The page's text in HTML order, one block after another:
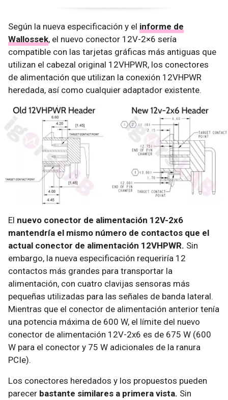
Según la nueva especificación y el informe de
Wallossek, el nuevo conector 12V-2×6 sería
compatible con las tarjetas gráficas más antiguas que
utilizan el cabezal original 12VHPWR, los conectores
de alimentación que utilizan la conexión 12VHPWR
heredada, así como cualquier adaptador existente.
El nuevo conector de alimentación 12V-2x6
mantendría el mismo número de contactos que el
actual conector de alimentación 12VHPWR. Sin
embargo, la nueva especificación requeriría 12
contactos más grandes para transportar la
alimentación, con cuatro clavijas sensoras más
pequeñas utilizadas para las señales de banda lateral.
Mientras que el conector de alimentación anterior tenía
una potencia máxima de 600 W, el límite del nuevo
conector de alimentación 12V-2x6 es de 675 W (600
W para el conector y 75 W adicionales de la ranura
PCIe).
Los conectores heredados y los propuestos pueden
parecer bastante similares a primera vista. Sin